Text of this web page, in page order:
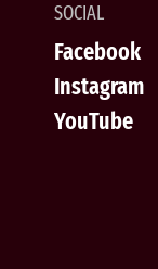
SOCIAL
Facebook
Instagram
YouTube